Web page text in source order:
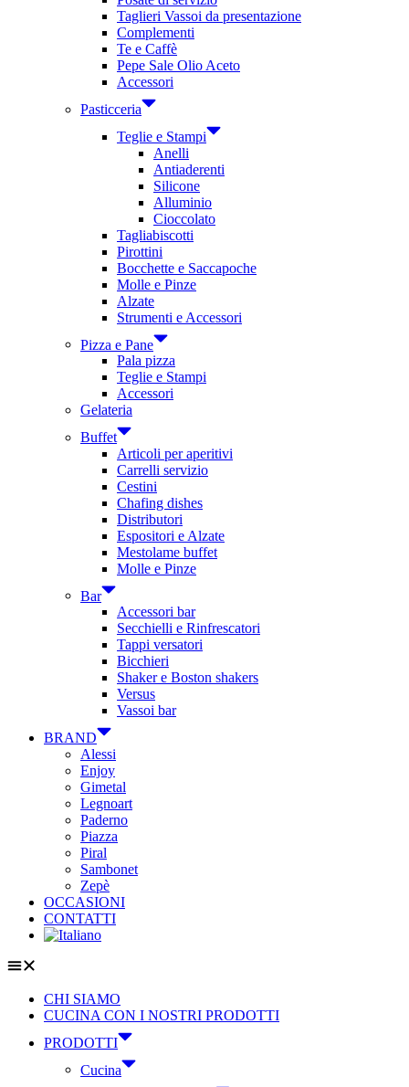
Taglieri Vassoi da presentazione
Complementi
Te e Caffè
Pepe Sale Olio Aceto
Accessori
Pasticceria
Teglie e Stampi
Anelli
Antiaderenti
Silicone
Alluminio
Cioccolato
Tagliabiscotti
Pirottini
Bocchette e Saccapoche
Molle e Pinze
Alzate
Strumenti e Accessori
Pizza e Pane
Pala pizza
Teglie e Stampi
Accessori
Gelateria
Buffet
Articoli per aperitivi
Carrelli servizio
Cestini
Chafing dishes
Distributori
Espositori e Alzate
Mestolame buffet
Molle e Pinze
Bar
Accessori bar
Secchielli e Rinfrescatori
Tappi versatori
Bicchieri
Shaker e Boston shakers
Versus
Vassoi bar
BRAND
Alessi
Enjoy
Gimetal
Legnoart
Paderno
Piazza
Piral
Sambonet
Zepè
OCCASIONI
CONTATTI
CHI SIAMO
CUCINA CON I NOSTRI PRODOTTI
PRODOTTI
Cucina